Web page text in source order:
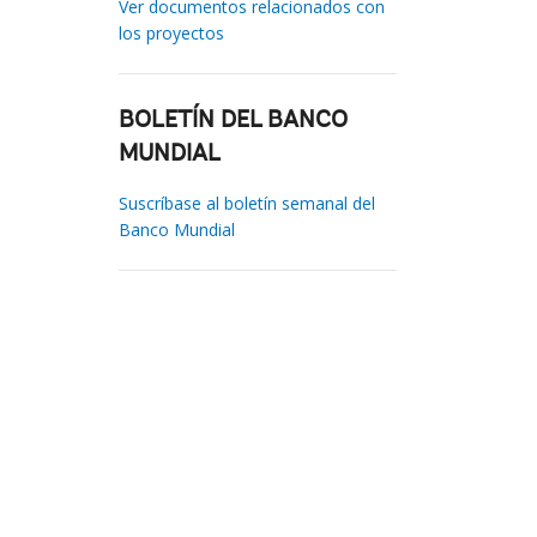
Ver documentos relacionados con
los proyectos
BOLETÍN DEL BANCO
MUNDIAL
Suscríbase al boletín semanal del
Banco Mundial